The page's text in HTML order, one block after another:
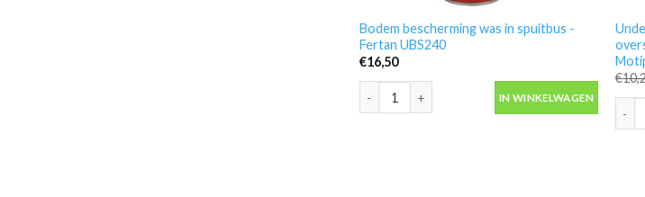
Bodem bescherming was in spuitbus -
Fertan UBS240
€16,50
Bodem bescherming was in spuitbus -Fertan
IN WINKELWAGEN
€